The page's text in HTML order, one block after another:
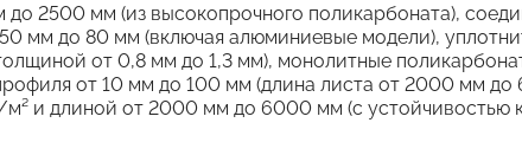
2500 мм (из высокопрочного поликарбоната),
мм до 80 мм (включая алюминиевые модели),
от 0,8 мм до 1,3 мм), монолитные
от 10 мм до 100 мм (длина листа от 2000 мм до
и длиной от 2000 мм до 6000 мм (с устойчивостью